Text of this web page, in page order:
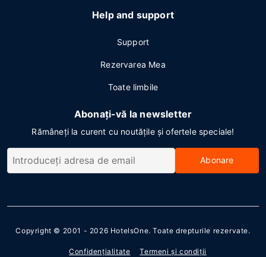
Help and support
Support
Rezervarea Mea
Toate limbile
Abonați-vă la newsletter
Rămâneți la curent cu noutățile și ofertele speciale!
Abonare
Copyright © 2001 - 2026 HotelsOne. Toate drepturile rezervate.
Confidenţialitate Termeni şi condiţii